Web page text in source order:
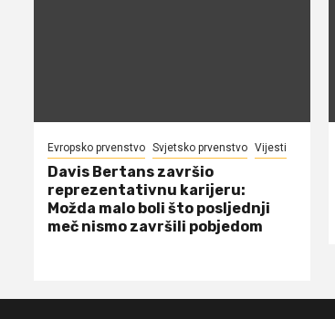
Evropsko prvenstvo Svjetsko prvenstvo Vijesti
Davis Bertans završio
reprezentativnu karijeru:
Možda malo boli što posljednji
meč nismo završili pobjedom